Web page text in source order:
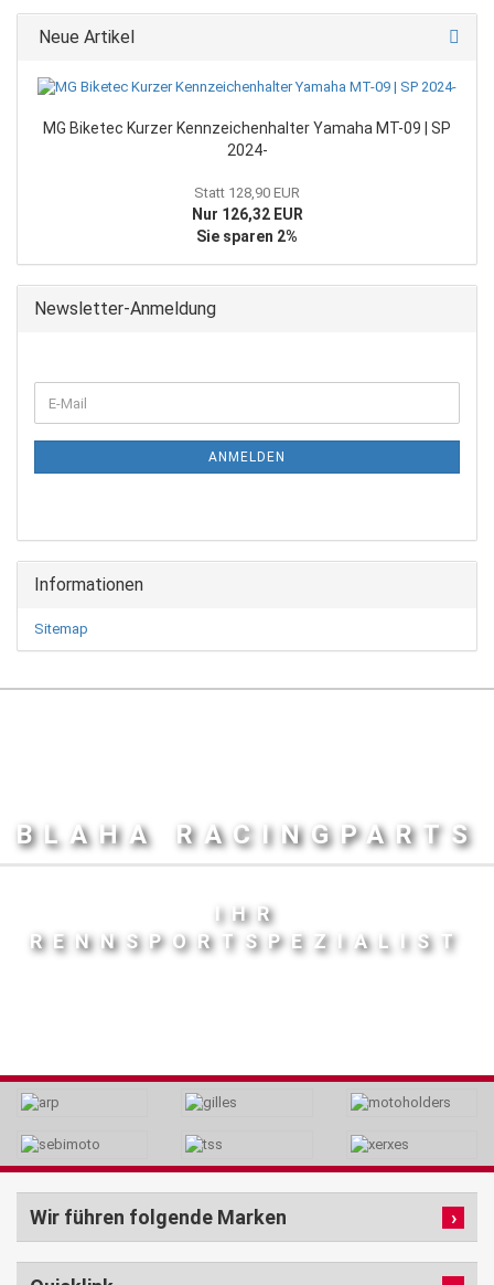
Neue Artikel
MG Biketec Kurzer Kennzeichenhalter Yamaha MT-09 | SP
2024-
Statt 128,90 EUR
Nur 126,32 EUR
Sie sparen 2%
Newsletter-Anmeldung
ZUR
E-
Mail
ANMELDEN
Informationen
Sitemap
BLAHA RACINGPARTS
IHR
RENNSPORTSPEZIALIST
Wir führen folgende Marken